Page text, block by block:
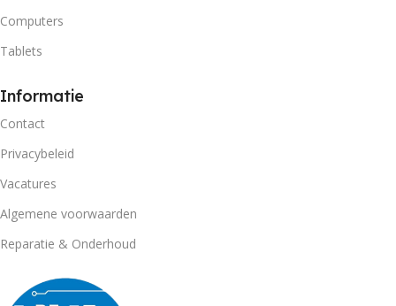
Computers
Tablets
Informatie
Contact
Privacybeleid
Vacatures
Algemene voorwaarden
Reparatie & Onderhoud